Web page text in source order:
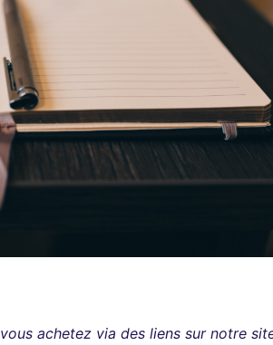
achetez via des liens sur notre